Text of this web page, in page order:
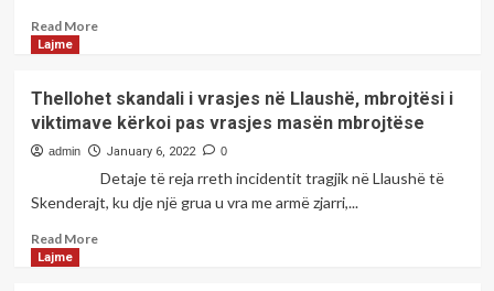
Read MoreRead
nga
Qeveria,
tregojnë
nëse
t’u
Lajme
Thellohet skandali i vrasjes në Llaushë, mbrojtësi i
viktimave kërkoi pas vrasjes masën mbrojtëse
admin January 6, 2022 0
Detaje të reja rreth incidentit tragjik në Llaushë të
Skenderajt, ku dje një grua u vra me armë zjarri,...
Read MoreRead
Lajme